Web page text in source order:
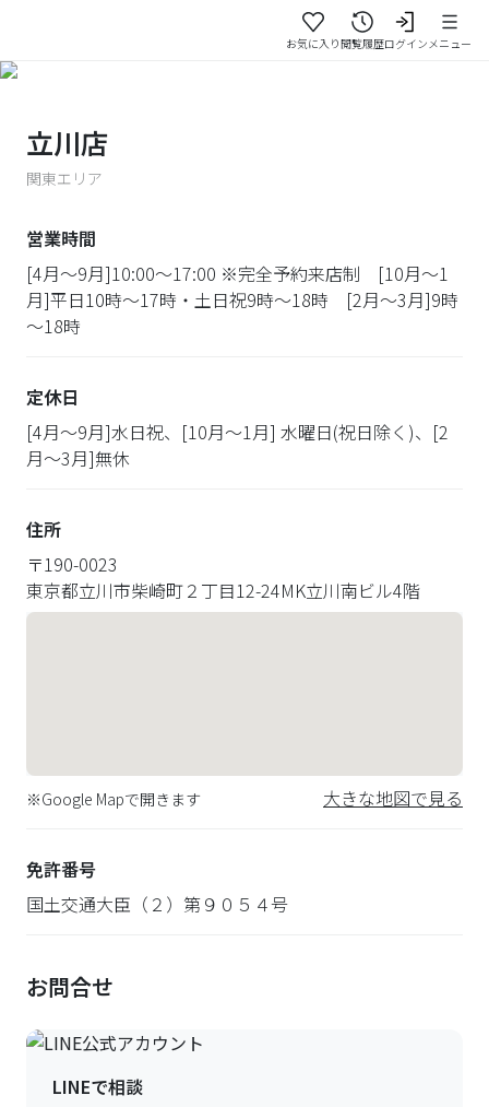
お気に入り閲覧履歴ログインメニュー
立川店
関東エリア
営業時間
[4月～9月]10:00～17:00 ※完全予約来店制 [10月～1
月]平日10時～17時・土日祝9時～18時 [2月～3月]9時
～18時
定休日
[4月～9月]水日祝、[10月～1月] 水曜日(祝日除く)、[2
月～3月]無休
住所
〒190-0023
東京都立川市柴崎町２丁目12-24MK立川南ビル4階
※Google Mapで開きます 大きな地図で見る
免許番号
国土交通大臣（２）第９０５４号
お問合せ
LINEで相談